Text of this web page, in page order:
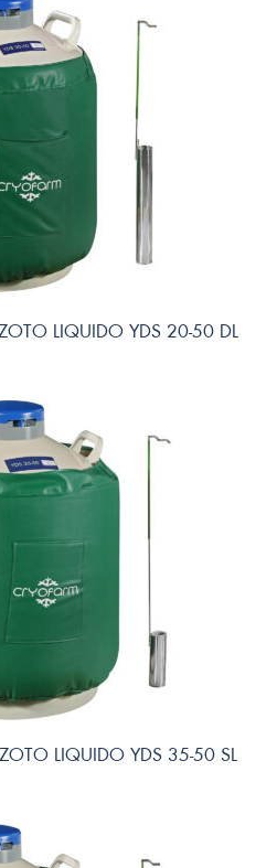
LIQUIDO YDS 20-50 DL
LIQUIDO YDS 35-50 SL